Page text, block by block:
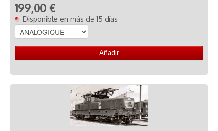
199,00 €
Disponible en más de 15 días
Añadir